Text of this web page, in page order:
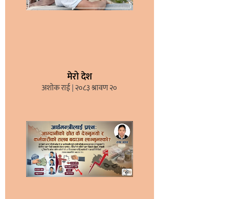
मेरो देश
अशोक राई २०८३ श्रावण २०